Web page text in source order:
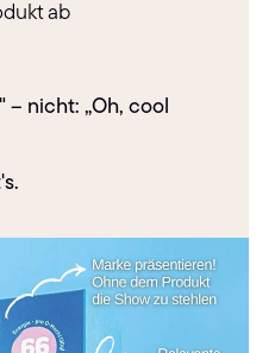
ab
– nicht: „Oh, cool